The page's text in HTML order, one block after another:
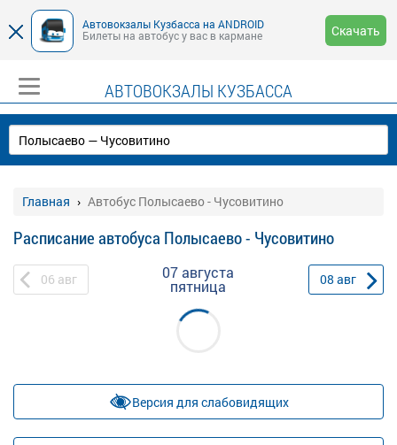
Автовокзалы Кузбасса на ANDROID
Билеты на автобус у вас в кармане
Скачать
АВТОВОКЗАЛЫ КУЗБАССА
Главная Автобус Полысаево - Чусовитино
Расписание автобуса Полысаево - Чусовитино
06 авг 07 августа
пятница 08 авг
Версия для слабовидящих